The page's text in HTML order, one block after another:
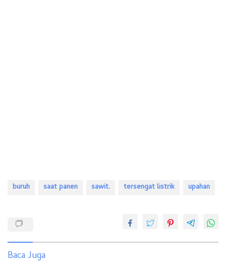
buruh saat panen sawit. tersengat listrik upahan
Baca Juga